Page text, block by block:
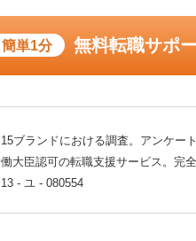
簡単1分 無料転職サポ
ブランドにおける調査。アンケー
大臣認可の転職支援サービス。完
- ユ - 080554